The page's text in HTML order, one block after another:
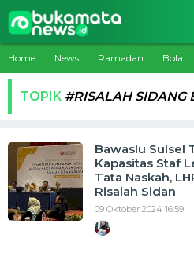
Home News Ramadan Bola
TOPIK #RISALAH SIDANG
Bawaslu Sulsel
Kapasitas Staf
Tata Naskah,
Risalah Sidan
09 Oktober 2024 16:59